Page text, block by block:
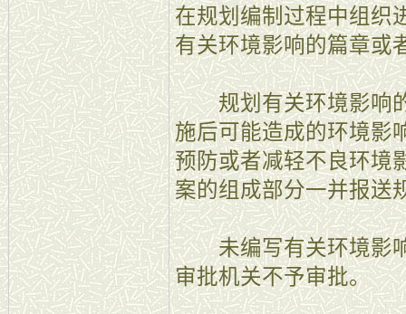
在规划编制过程中组织
有关环境影响的篇章或
规划有关环境影响的
施后可能造成的环境影
预防或者减轻不良环境
案的组成部分一并报送
未编写有关环境影响
审批机关不予审批。